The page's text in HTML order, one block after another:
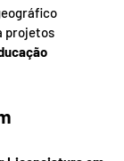
projetos